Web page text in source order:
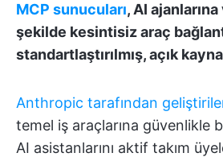
MCP sunucuları, AI
şekilde kesintisiz araç
standartlaştırılmış, açık
Anthropic tarafından
temel iş araçlarına güvenlikle
AI asistanlarını aktif takım